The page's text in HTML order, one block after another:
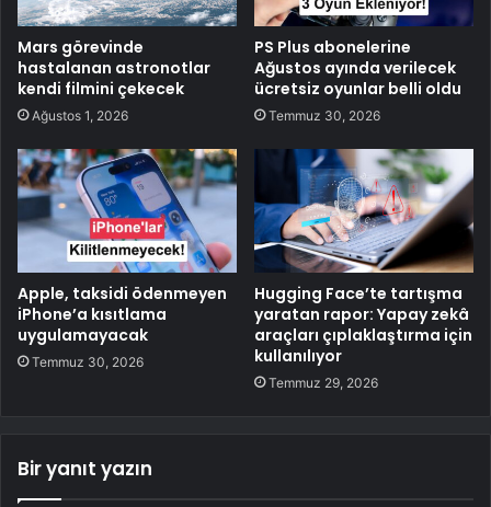
Mars görevinde
hastalanan astronotlar
kendi filmini çekecek
Ağustos 1, 2026
PS Plus abonelerine
Ağustos ayında verilecek
ücretsiz oyunlar belli oldu
Temmuz 30, 2026
Apple, taksidi ödenmeyen
iPhone’a kısıtlama
uygulamayacak
Temmuz 30, 2026
Hugging Face’te tartışma
yaratan rapor: Yapay zekâ
araçları çıplaklaştırma için
kullanılıyor
Temmuz 29, 2026
Bir yanıt yazın